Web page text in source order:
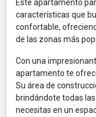
Este apartamento
características que
confortable,
de las zonas más
Con una
apartamento te
Su área de
brindándote todas
necesitas en un